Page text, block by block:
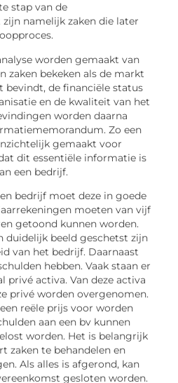
stap van de
namelijk zaken die later
worden gemaakt van
zaken bekeken als de markt
bevindt, de financiële status
en de kwaliteit van het
worden daarna
Zo een
gemaakt voor
dit essentiële informatie is
een bedrijf.
bedrijf moet deze in goede
moeten van vijf
getoond kunnen worden.
duidelijk beeld geschetst zijn
van het bedrijf. Daarnaast
hebben. Vaak staan er
privé activa. Van deze activa
privé worden overgenomen.
reële prijs voor worden
aan een bv kunnen
worden. Het is belangrijk
zaken te behandelen en
Als alles is afgerond, kan
gesloten worden.